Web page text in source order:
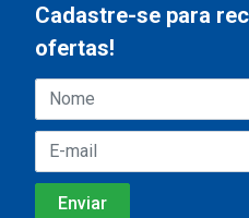
Cadastre-se para
ofertas!